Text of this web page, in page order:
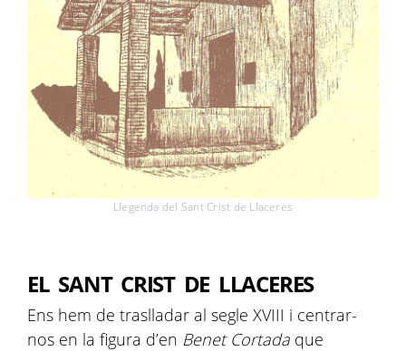
Llegenda del Sant Crist de Llaceres
EL SANT CRIST DE LLACERES
Ens hem de traslladar al segle XVIII i centrar-
nos en la figura d’en Benet Cortada que